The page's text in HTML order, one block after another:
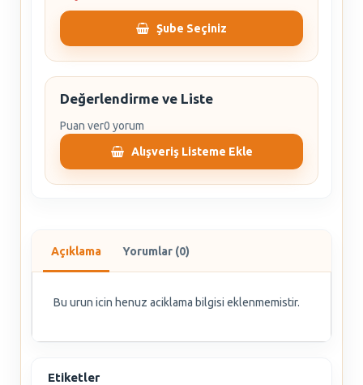
Şube Seçiniz
Değerlendirme ve Liste
Puan ver0 yorum
Alışveriş Listeme Ekle
Açıklama Yorumlar (0)
Bu urun icin henuz aciklama bilgisi eklenmemistir.
Etiketler